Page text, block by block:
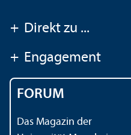
+ Direkt zu ...
+ Engagement
FORUM
Das Magazin der